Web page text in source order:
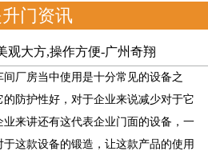
门资讯
观大方,操作方便-广州奇翔
间厂房当中使用是十分常见的设备之
防护性好，对于企业来说减少对于它
来讲还有这代表企业门面的设备，一
这款设备的锻造，让这款产品的使用